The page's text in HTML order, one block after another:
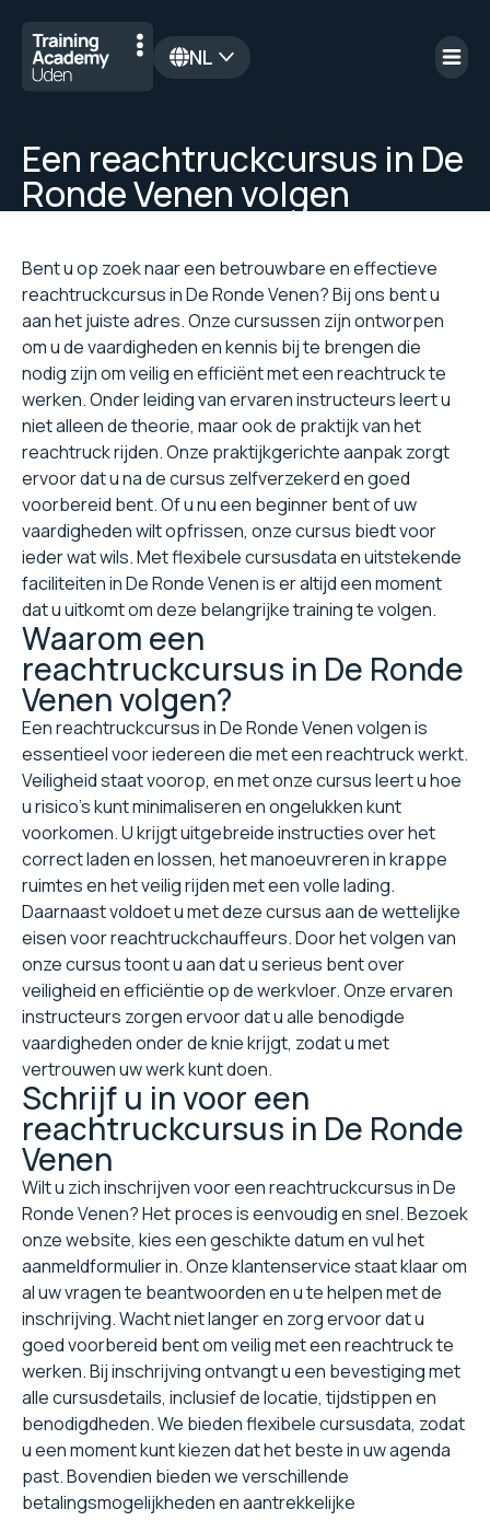
NL
Een reachtruckcursus in De
Ronde Venen volgen
Bent u op zoek naar een betrouwbare en effectieve
reachtruckcursus in De Ronde Venen? Bij ons bent u
aan het juiste adres. Onze cursussen zijn ontworpen
om u de vaardigheden en kennis bij te brengen die
nodig zijn om veilig en efficiënt met een reachtruck te
werken. Onder leiding van ervaren instructeurs leert u
niet alleen de theorie, maar ook de praktijk van het
reachtruck rijden. Onze praktijkgerichte aanpak zorgt
ervoor dat u na de cursus zelfverzekerd en goed
voorbereid bent. Of u nu een beginner bent of uw
vaardigheden wilt opfrissen, onze cursus biedt voor
ieder wat wils. Met flexibele cursusdata en uitstekende
faciliteiten in De Ronde Venen is er altijd een moment
dat u uitkomt om deze belangrijke training te volgen.
Waarom een
reachtruckcursus in De Ronde
Venen volgen?
Een reachtruckcursus in De Ronde Venen volgen is
essentieel voor iedereen die met een reachtruck werkt.
Veiligheid staat voorop, en met onze cursus leert u hoe
u risico's kunt minimaliseren en ongelukken kunt
voorkomen. U krijgt uitgebreide instructies over het
correct laden en lossen, het manoeuvreren in krappe
ruimtes en het veilig rijden met een volle lading.
Daarnaast voldoet u met deze cursus aan de wettelijke
eisen voor reachtruckchauffeurs. Door het volgen van
onze cursus toont u aan dat u serieus bent over
veiligheid en efficiëntie op de werkvloer. Onze ervaren
instructeurs zorgen ervoor dat u alle benodigde
vaardigheden onder de knie krijgt, zodat u met
vertrouwen uw werk kunt doen.
Schrijf u in voor een
reachtruckcursus in De Ronde
Venen
Wilt u zich inschrijven voor een reachtruckcursus in De
Ronde Venen? Het proces is eenvoudig en snel. Bezoek
onze website, kies een geschikte datum en vul het
aanmeldformulier in. Onze klantenservice staat klaar om
al uw vragen te beantwoorden en u te helpen met de
inschrijving. Wacht niet langer en zorg ervoor dat u
goed voorbereid bent om veilig met een reachtruck te
werken. Bij inschrijving ontvangt u een bevestiging met
alle cursusdetails, inclusief de locatie, tijdstippen en
benodigdheden. We bieden flexibele cursusdata, zodat
u een moment kunt kiezen dat het beste in uw agenda
past. Bovendien bieden we verschillende
betalingsmogelijkheden en aantrekkelijke